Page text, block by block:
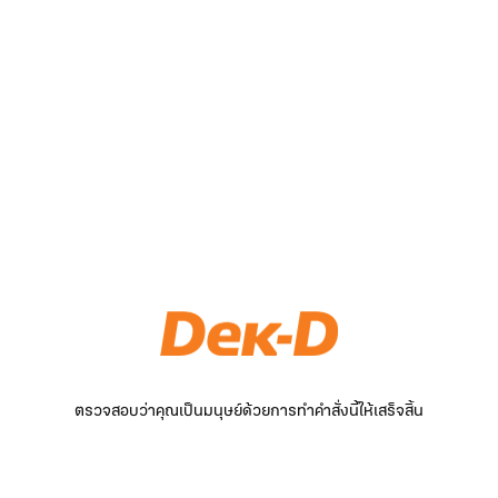
ตรวจสอบว่าคุณเป็นมนุษย์ด้วยการทำคำสั่งนี้ให้เสร็จสิ้น